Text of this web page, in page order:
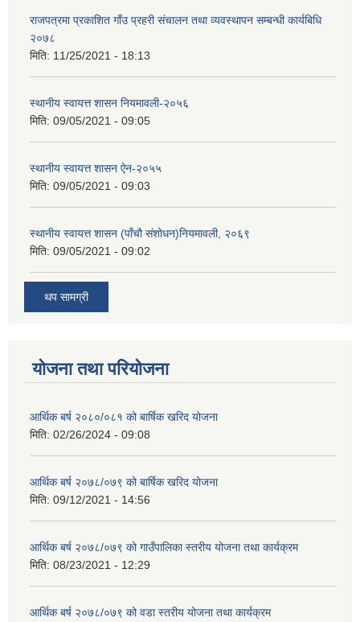
राजपत्रमा प्रकाशित गाँउ प्रहरी संचालन तथा व्यवस्थापन सम्बन्धी कार्यबिधि
२०७८
मिति: 11/25/2021 - 18:13
स्थानीय स्वायत्त शासन नियमावली-२०५६
मिति: 09/05/2021 - 09:05
स्थानीय स्वायत्त शासन ए‍ेन-२०५५
मिति: 09/05/2021 - 09:03
स्थानीय स्वायत्त शासन (पाँचौ संशोधन)नियमावली, २०६९
मिति: 09/05/2021 - 09:02
थप सामग्री
योजना तथा परियोजना
आर्थिक बर्ष २०८०/०८१ को बार्षिक खरिद योजना
मिति: 02/26/2024 - 09:08
आर्थिक बर्ष २०७८/०७९ को बार्षिक खरिद योजना
मिति: 09/12/2021 - 14:56
आर्थिक बर्ष २०७८/०७९ को गाउँपालिका स्तरीय योजना तथा कार्यक्रम
मिति: 08/23/2021 - 12:29
आर्थिक बर्ष २०७८/०७९ को वडा स्तरीय योजना तथा कार्यक्रम